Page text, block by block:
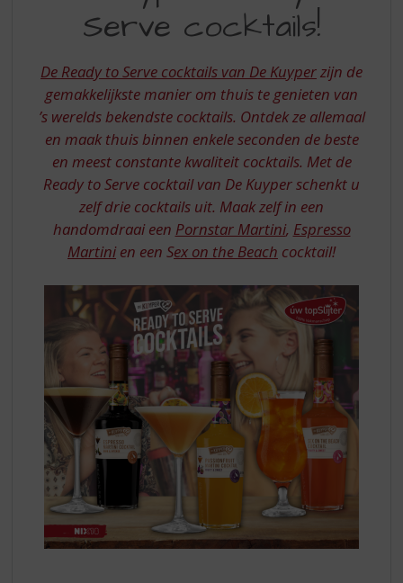
READY
SERVE
COCKTAILS
Serve cocktails!
De Ready to Serve cocktails van De Kuyperzijn de
gemakkelijkste manier om thuis te genieten van
’s werelds bekendste cocktails. Ontdek ze allemaal
en maak thuis binnen enkele seconden de beste
en meest constante kwaliteit cocktails. Met de
Ready to Serve cocktail van De Kuyper schenkt u
zelf drie cocktails uit. Maak zelf in een
handomdraai een Pornstar Martini, Espresso
Martini en een Sex on the Beach cocktail!